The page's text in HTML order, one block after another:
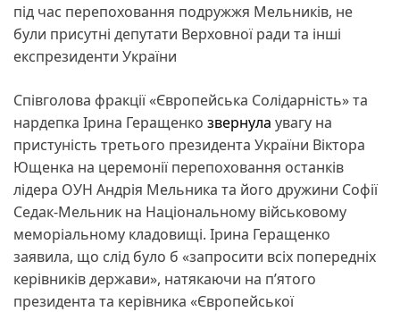
під час перепоховання подружжя Мельників, не
були присутні депутати Верховної ради та інші
експрезиденти України
Співголова фракції «Європейська Солідарність» та
нардепка Ірина Геращенко звернула увагу на
пристуність третього президента України Віктора
Ющенка на церемонії перепоховання останків
лідера ОУН Андрія Мельника та його дружини Софії
Седак-Мельник на Національному військовому
меморіальному кладовищі. Ірина Геращенко
заявила, що слід було б «запросити всіх попередніх
керівників держави», натякаючи на п’ятого
президента та керівника «Європейської